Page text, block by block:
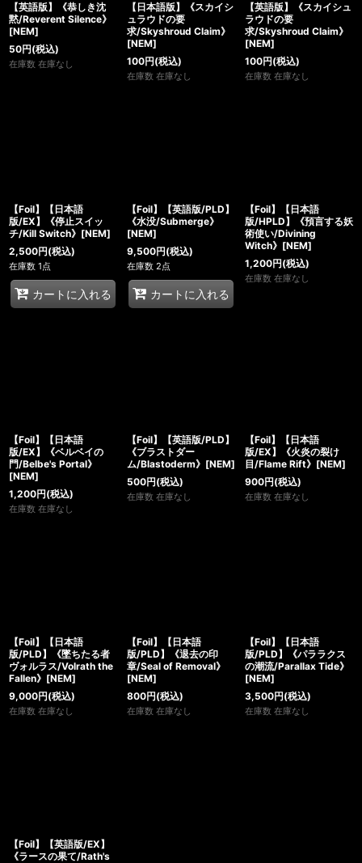
【英語版】《恭しき沈
黙/Reverent Silence》
[NEM]
50円(税込)
在庫数 在庫なし
【日本語版】《スカイシ
ュラウドの要
求/Skyshroud Claim》
[NEM]
100円(税込)
在庫数 在庫なし
【英語版】《スカイシュ
ラウドの要
求/Skyshroud Claim》
[NEM]
100円(税込)
在庫数 在庫なし
【Foil】【日本語
版/EX】《停止スイッ
チ/Kill Switch》[NEM]
2,500円(税込)
在庫数 1点
カートに入れる
【Foil】【英語版/PLD】
《水没/Submerge》
[NEM]
9,500円(税込)
在庫数 2点
カートに入れる
【Foil】【日本語
版/HPLD】《預言する妖
術使い/Divining
Witch》[NEM]
1,200円(税込)
在庫数 在庫なし
【Foil】【日本語
版/EX】《ベルベイの
門/Belbe's Portal》
[NEM]
1,200円(税込)
在庫数 在庫なし
【Foil】【英語版/PLD】
《ブラストダー
ム/Blastoderm》[NEM]
500円(税込)
在庫数 在庫なし
【Foil】【日本語
版/EX】《火炎の裂け
目/Flame Rift》[NEM]
900円(税込)
在庫数 在庫なし
【Foil】【日本語
版/PLD】《墜ちたる者
ヴォルラス/Volrath the
Fallen》[NEM]
9,000円(税込)
在庫数 在庫なし
【Foil】【日本語
版/PLD】《退去の印
章/Seal of Removal》
[NEM]
800円(税込)
在庫数 在庫なし
【Foil】【日本語
版/PLD】《パララクス
の潮流/Parallax Tide》
[NEM]
3,500円(税込)
在庫数 在庫なし
【Foil】【英語版/EX】
《ラースの果て/Rath's